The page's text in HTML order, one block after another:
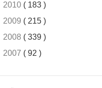
2010 ( 183 )
2009 ( 215 )
2008 ( 339 )
2007 ( 92 )